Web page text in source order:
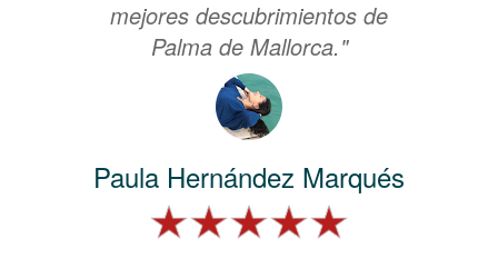
mejores descubrimientos de
Palma de Mallorca."
Paula Hernández Marqués